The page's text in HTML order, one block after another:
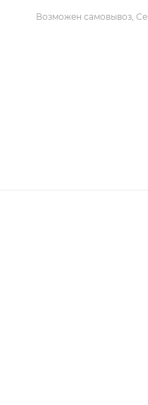
Возможен самовывоз,